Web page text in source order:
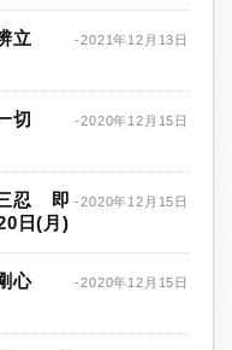
辨立
-2021年12月13日
一切
-2020年12月15日
忍 即
日(月)
-2020年12月15日
剛心
-2020年12月15日